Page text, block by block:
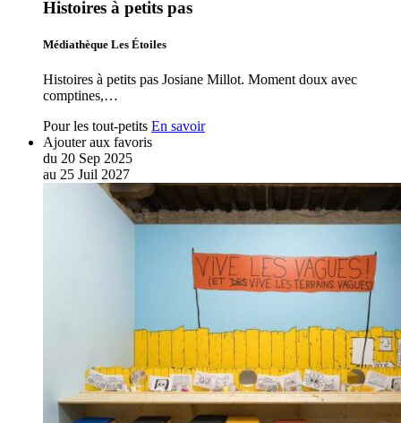
Histoires à petits pas
Médiathèque Les Étoiles
Histoires à petits pas Josiane Millot. Moment doux avec
comptines,…
Pour les tout-petits En savoir
Ajouter aux favoris
du 20 Sep 2025
au 25 Juil 2027